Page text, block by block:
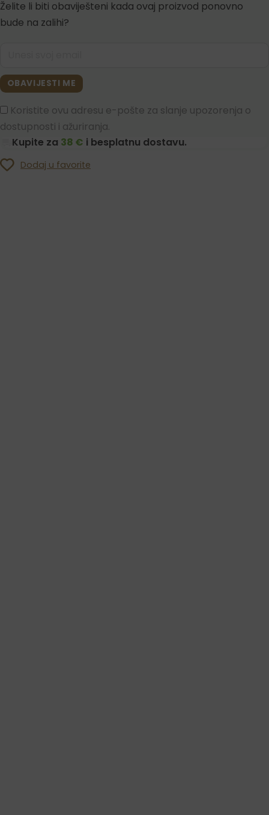
Želite li biti obaviješteni kada ovaj proizvod ponovno
bude na zalihi?
OBAVIJESTI ME
Koristite ovu adresu e-pošte za slanje upozorenja o
dostupnosti i ažuriranja.
Kupite za 38 € i besplatnu dostavu.
Dodaj u favorite